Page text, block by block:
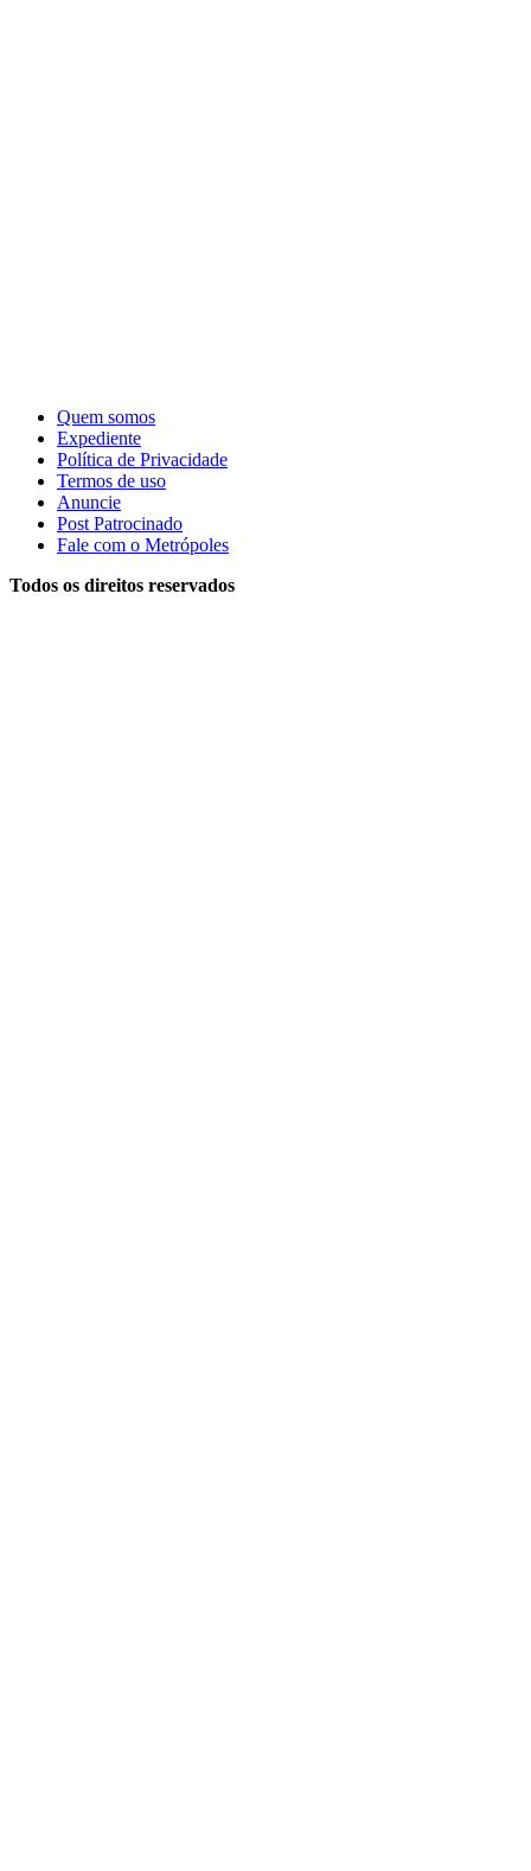
Quem somos
Expediente
Política de Privacidade
Termos de uso
Anuncie
Post Patrocinado
Fale com o Metrópoles
Todos os direitos reservados